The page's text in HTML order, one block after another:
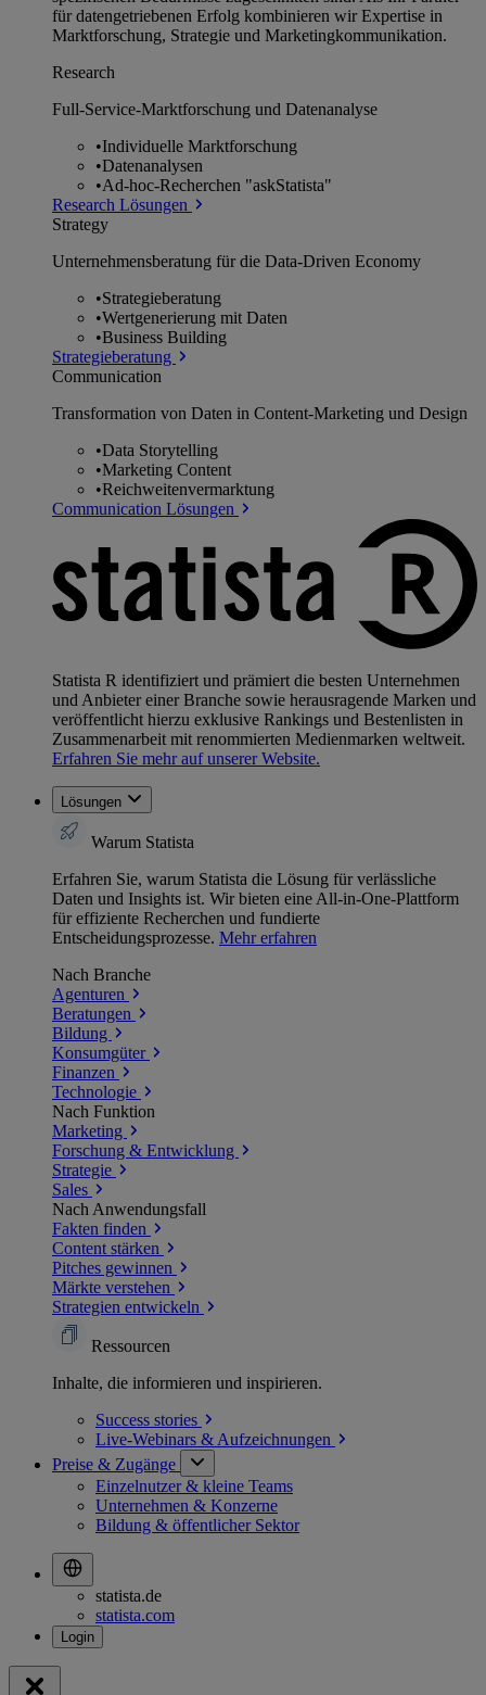
für datengetriebenen Erfolg kombinieren wir Expertise in
Marktforschung, Strategie und Marketingkommunikation.
Research
Full-Service-Marktforschung und Datenanalyse
•Individuelle Marktforschung
•Datenanalysen
•Ad-hoc-Recherchen "askStatista"
Research Lösungen
Strategy
Unternehmens­beratung für die Data-Driven Economy
•Strategieberatung
•Wertgenerierung mit Daten
•Business Building
Strategieberatung
Communication
Transformation von Daten in Content-Marketing und Design
•Data Storytelling
•Marketing Content
•Reichweitenvermarktung
Communication Lösungen
Statista R identifiziert und prämiert die besten Unternehmen
und Anbieter einer Branche sowie herausragende Marken und
veröffentlicht hierzu exklusive Rankings und Bestenlisten in
Zusammenarbeit mit renommierten Medienmarken weltweit.
Erfahren Sie mehr auf unserer Website.
Lösungen
Warum Statista
Erfahren Sie, warum Statista die Lösung für verlässliche
Daten und Insights ist. Wir bieten eine All-in-One-Plattform
für effiziente Recherchen und fundierte
Entscheidungsprozesse. Mehr erfahren
Nach Branche
Agenturen
Beratungen
Bildung
Konsumgüter
Finanzen
Technologie
Nach Funktion
Marketing
Forschung & Entwicklung
Strategie
Sales
Nach Anwendungsfall
Fakten finden
Content stärken
Pitches gewinnen
Märkte verstehen
Strategien entwickeln
Ressourcen
Inhalte, die informieren und inspirieren.
Success stories
Live-Webinars & Aufzeichnungen
Preise & Zugänge
Einzelnutzer & kleine Teams
Unternehmen & Konzerne
Bildung & öffentlicher Sektor
statista.de
statista.com